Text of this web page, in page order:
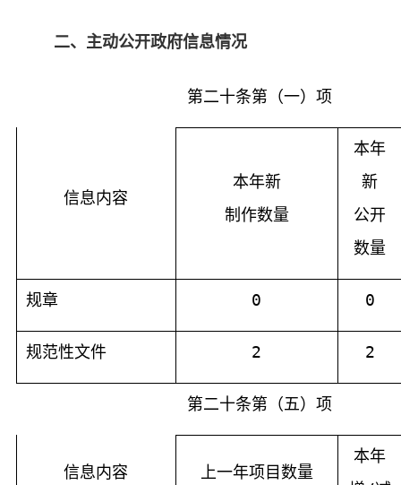
二、主动公开政府信息情况
第二十条第（一）项
信息内容
本年新
制作数量
本年
新
公开
数量
规章 0 0
规范性文件 2 2
第二十条第（五）项
信息内容 上一年项目数量
本年